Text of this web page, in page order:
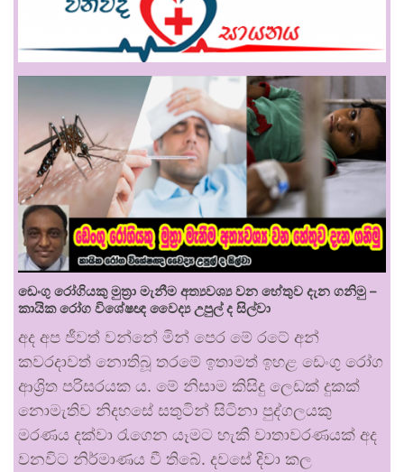
ඩෙංගු රෝගියකු ⁣මුත්‍රා මැනීම අත්‍යවශ්‍ය වන හේතුව දැන ගනිමු –
කායික රෝග විශේෂඥ වෛද්‍ය උපුල් ද සිල්වා
අද අප ජීවත් වන්නේ මින් පෙර මේ රටේ අන්
කවරදාවත් නොතිබූ තරමේ ඉතාමත් ඉහළ ඩෙංගු රෝග
ආශ්‍රිත පරිසරයක ය. මේ නිසාම කිසිදු ලෙඩක් දුකක්
නොමැතිව නිදහසේ සතුටින් සිටිනා පුද්ගලයකු
මරණය දක්වා රැගෙන යෑමට හැකි වාතාවරණයක් අද
වනවිට නිර්මාණය වී තිබේ. දවසේ දිවා කල